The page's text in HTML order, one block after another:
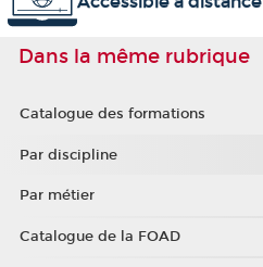
Dans la même rubrique
Catalogue des formations
Par discipline
Par métier
Catalogue de la FOAD